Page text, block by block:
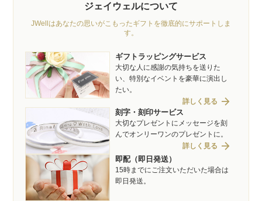
ジェイウェルについて
JWellはあなたの思いがこもったギフトを徹底的にサポートしま
す。
ギフトラッピングサービス
大切な人に感謝の気持ちを送りた
い、特別なイベントを豪華に演出し
たい。
詳しく見る arrow_forward
刻字・刻印サービス
大切なプレゼントにメッセージを刻
んでオンリーワンのプレゼントに。
詳しく見る arrow_forward
即配（即日発送）
15時までにご注文いただいた場合は
即日発送。